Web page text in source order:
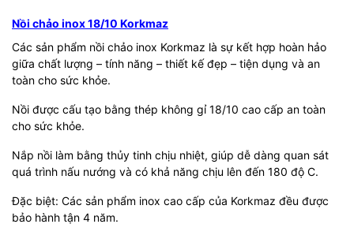
Nồi chảo inox 18/10 Korkmaz
Các sản phẩm nồi chảo inox Korkmaz là sự kết hợp hoàn hảo
giữa chất lượng – tính năng – thiết kế đẹp – tiện dụng và an
toàn cho sức khỏe.
Nồi được cấu tạo bằng thép không gỉ 18/10 cao cấp an toàn
cho sức khỏe.
Nắp nồi làm bằng thủy tinh chịu nhiệt, giúp dễ dàng quan sát
quá trình nấu nướng và có khả năng chịu lên đến 180 độ C.
Đặc biệt: Các sản phẩm inox cao cấp của Korkmaz đều được
bảo hành tận 4 năm.